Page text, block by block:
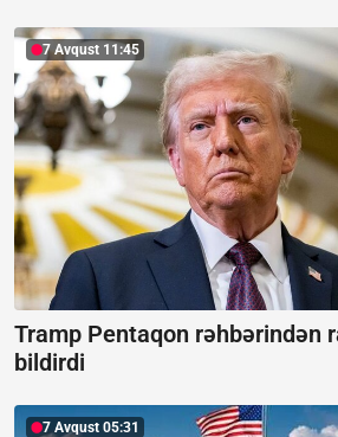
7 Avqust 11:45
Tramp Pentaqon rəhbərindən
bildirdi
7 Avqust 05:31